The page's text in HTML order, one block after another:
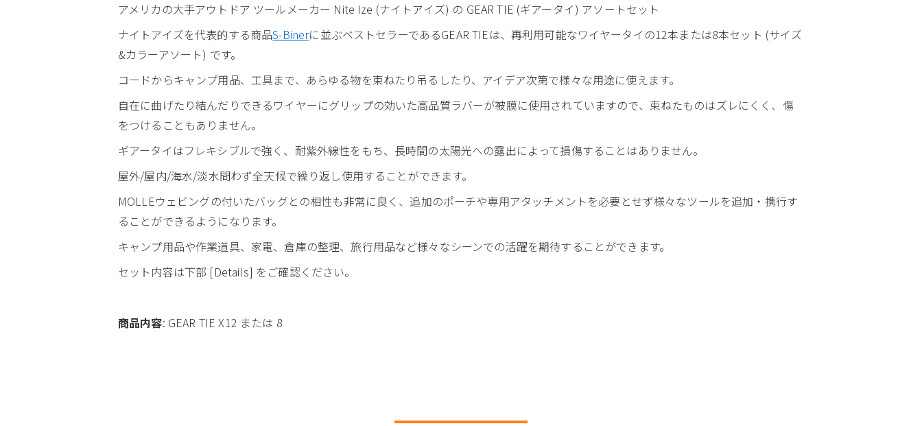
アメリカの大手アウトドア ツールメーカー Nite Ize (ナイトアイズ) の GEAR TIE (ギアータイ) アソートセット
ナイトアイズを代表的する商品S-Binerに並ぶベストセラーであるGEAR TIEは、再利用可能なワイヤータイの12本または8本セット (サイズ
&カラーアソート) です。
コードからキャンプ用品、工具まで、あらゆる物を束ねたり吊るしたり、アイデア次第で様々な用途に使えます。
自在に曲げたり結んだりできるワイヤーにグリップの効いた高品質ラバーが被膜に使用されていますので、束ねたものはズレにくく、傷
をつけることもありません。
ギアータイはフレキシブルで強く、耐紫外線性をもち、長時間の太陽光への露出によって損傷することはありません。
屋外/屋内/海水/淡水問わず全天候で繰り返し使用することができます。
MOLLEウェビングの付いたバッグとの相性も非常に良く、追加のポーチや専用アタッチメントを必要とせず様々なツールを追加・携行す
ることができるようになります。
キャンプ用品や作業道具、家電、倉庫の整理、旅行用品など様々なシーンでの活躍を期待することができます。
セット内容は下部 [Details] をご確認ください。
商品内容: GEAR TIE X12 または 8